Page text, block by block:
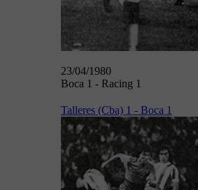
23/04/1980
Boca 1 - Racing 1
Talleres (Cba) 1 - Boca 1